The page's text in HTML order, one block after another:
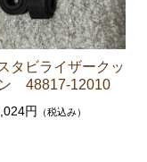
ー リペアキッ
ー クラッチレリ
タビライザークッ
48817-12010
円 （税込み）